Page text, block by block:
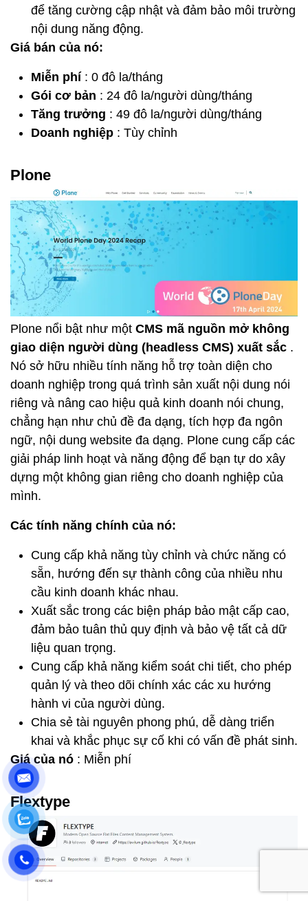
để tăng cường cập nhật và đảm bảo môi trường
nội dung năng động.
Giá bán của nó:
Miễn phí : 0 đô la/tháng
Gói cơ bản : 24 đô la/người dùng/tháng
Tăng trưởng : 49 đô la/người dùng/tháng
Doanh nghiệp : Tùy chỉnh
Plone
Plone nổi bật như một CMS mã nguồn mở không
giao diện người dùng (headless CMS) xuất sắc .
Nó sở hữu nhiều tính năng hỗ trợ toàn diện cho
doanh nghiệp trong quá trình sản xuất nội dung nói
riêng và nâng cao hiệu quả kinh doanh nói chung,
chẳng hạn như chủ đề đa dạng, tích hợp đa ngôn
ngữ, nội dung website đa dạng. Plone cung cấp các
giải pháp linh hoạt và năng động để bạn tự do xây
dựng một không gian riêng cho doanh nghiệp của
mình.
Các tính năng chính của nó:
Cung cấp khả năng tùy chỉnh và chức năng có
sẵn, hướng đến sự thành công của nhiều nhu
cầu kinh doanh khác nhau.
Xuất sắc trong các biện pháp bảo mật cấp cao,
đảm bảo tuân thủ quy định và bảo vệ tất cả dữ
liệu quan trọng.
Cung cấp khả năng kiểm soát chi tiết, cho phép
quản lý và theo dõi chính xác các xu hướng
hành vi của người dùng.
Chia sẻ tài nguyên phong phú, dễ dàng triển
khai và khắc phục sự cố khi có vấn đề phát sinh.
Giá của nó : Miễn phí
Flextype